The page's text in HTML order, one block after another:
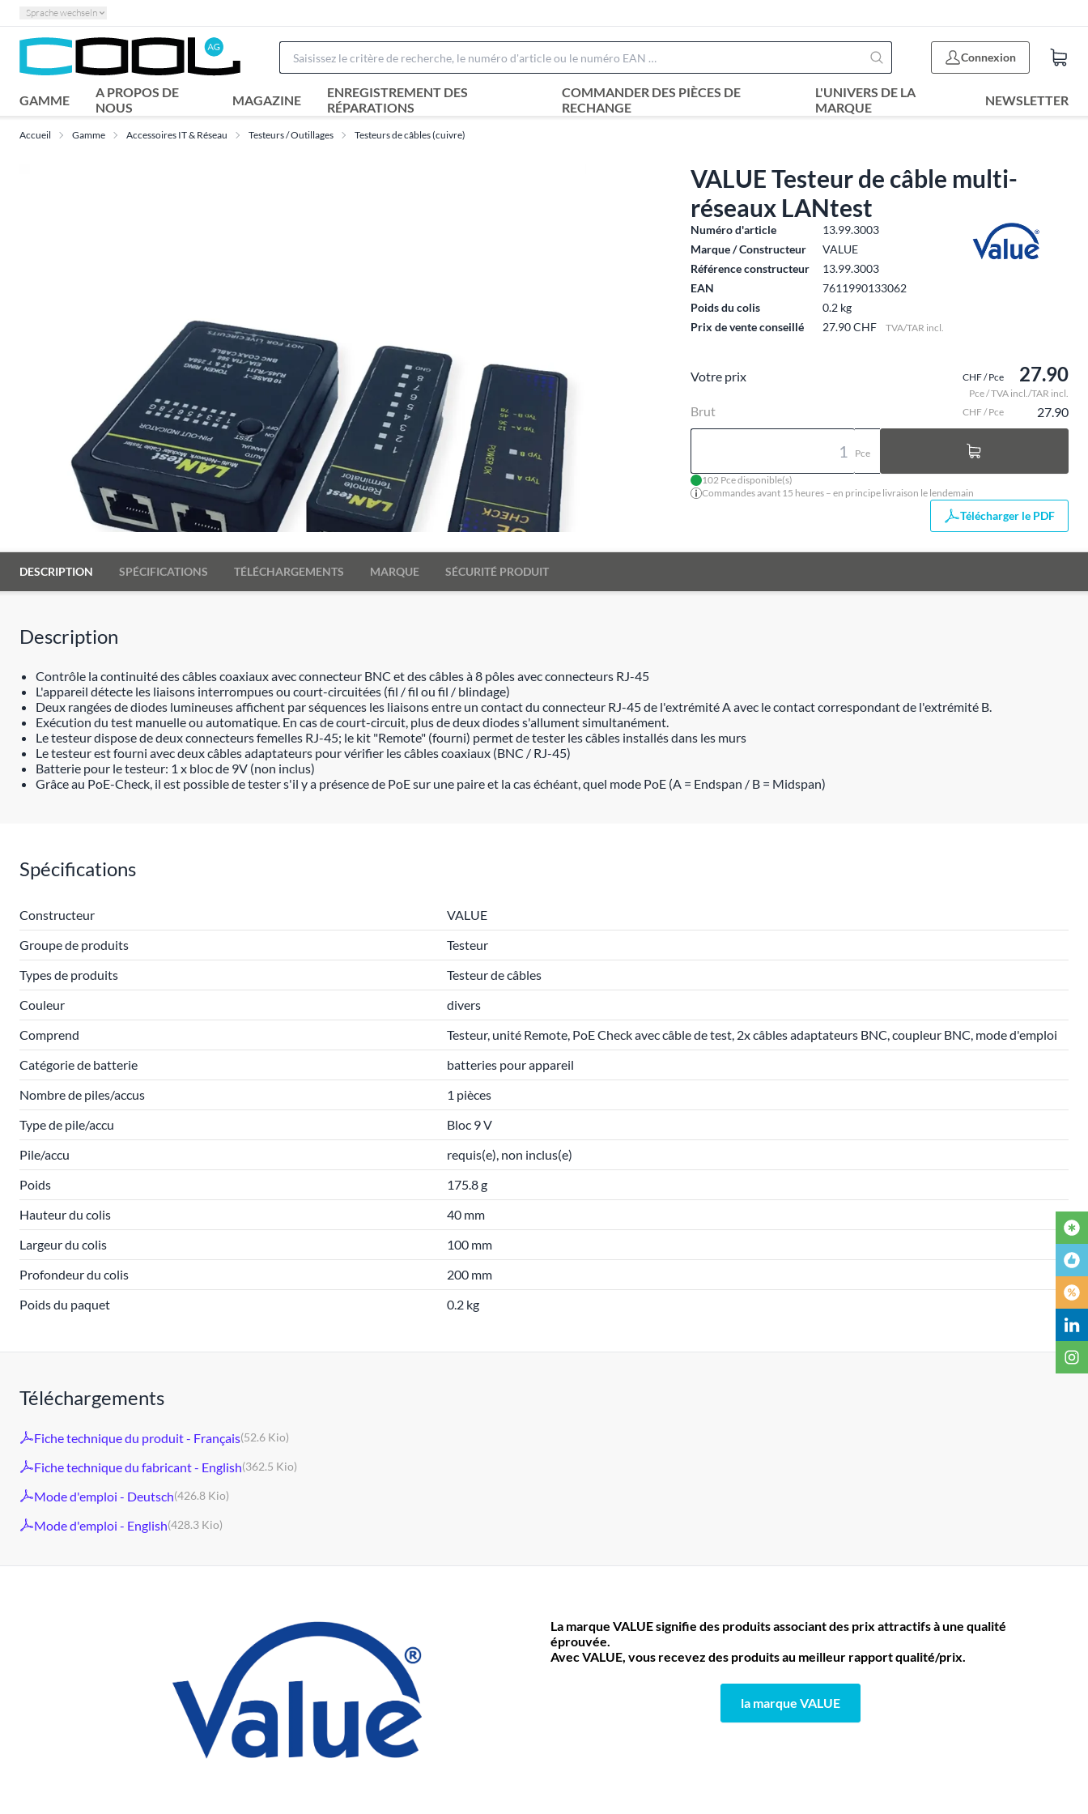
Sprache wechseln
Connexion
GAMME
A PROPOS DE
NOUS
MAGAZINE
ENREGISTREMENT DES
RÉPARATIONS
COMMANDER DES PIÈCES DE
RECHANGE
L'UNIVERS DE LA
MARQUE
NEWSLETTER
Accueil Gamme Accessoires IT & Réseau Testeurs / Outillages Testeurs de câbles (cuivre)
VALUE Testeur de câble multi-
réseaux LANtest
Numéro d'article
13.99.3003
Marque / Constructeur
VALUE
Référence constructeur
13.99.3003
EAN
7611990133062
Poids du colis
0.2 kg
Prix de vente conseillé
27.90 CHF TVA/TAR incl.
Votre prix CHF / Pce 27.90
Pce / TVA incl./TAR incl.
Brut CHF / Pce 27.90
Pce
102 Pce disponible(s)
Commandes avant 15 heures – en principe livraison le lendemain
Télécharger le PDF
DESCRIPTION SPÉCIFICATIONS TÉLÉCHARGEMENTS MARQUE SÉCURITÉ PRODUIT
Description
Contrôle la continuité des câbles coaxiaux avec connecteur BNC et des câbles à 8 pôles avec connecteurs RJ-45
L'appareil détecte les liaisons interrompues ou court-circuitées (fil / fil ou fil / blindage)
Deux rangées de diodes lumineuses affichent par séquences les liaisons entre un contact du connecteur RJ-45 de l'extrémité A avec le contact correspondant de l'extrémité B.
Exécution du test manuelle ou automatique. En cas de court-circuit, plus de deux diodes s'allument simultanément.
Le testeur dispose de deux connecteurs femelles RJ-45; le kit "Remote" (fourni) permet de tester les câbles installés dans les murs
Le testeur est fourni avec deux câbles adaptateurs pour vérifier les câbles coaxiaux (BNC / RJ-45)
Batterie pour le testeur: 1 x bloc de 9V (non inclus)
Grâce au PoE-Check, il est possible de tester s'il y a présence de PoE sur une paire et la cas échéant, quel mode PoE (A = Endspan / B = Midspan)
Spécifications
Constructeur
VALUE
Groupe de produits
Testeur
Types de produits
Testeur de câbles
Couleur
divers
Comprend
Testeur, unité Remote, PoE Check avec câble de test, 2x câbles adaptateurs BNC, coupleur BNC, mode d'emploi
Catégorie de batterie
batteries pour appareil
Nombre de piles/accus
1 pièces
Type de pile/accu
Bloc 9 V
Pile/accu
requis(e), non inclus(e)
Poids
175.8 g
Hauteur du colis
40 mm
Largeur du colis
100 mm
Profondeur du colis
200 mm
Poids du paquet
0.2 kg
Téléchargements
Fiche technique du produit - Français(52.6 Kio)
Fiche technique du fabricant - English(362.5 Kio)
Mode d'emploi - Deutsch(426.8 Kio)
Mode d'emploi - English(428.3 Kio)
La marque VALUE signifie des produits associant des prix attractifs à une qualité
éprouvée.
Avec VALUE, vous recevez des produits au meilleur rapport qualité/prix.
la marque VALUE